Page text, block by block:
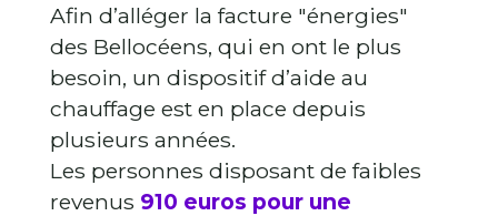
Afin d’alléger la facture "énergies"
des Bellocéens, qui en ont le plus
besoin, un dispositif d’aide au
chauffage est en place depuis
plusieurs années.
Les personnes disposant de faibles
revenus 910 euros pour une